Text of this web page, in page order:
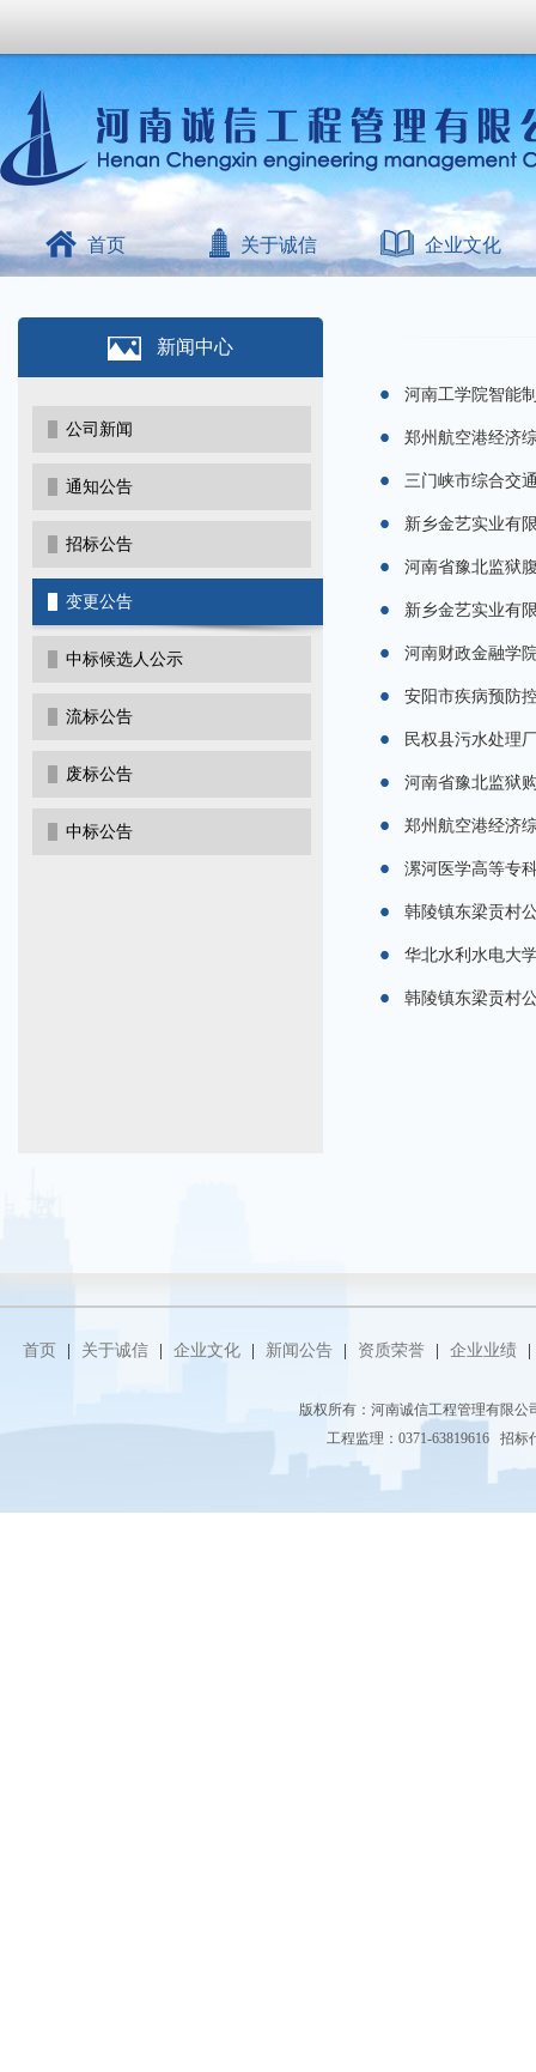
首页 关于诚信 企业文化
新闻中心
公司新闻
通知公告
招标公告
变更公告
中标候选人公示
流标公告
废标公告
中标公告
河南工学院智能
郑州航空港经济
三门峡市综合交
新乡金艺实业有
河南省豫北监狱
新乡金艺实业有
河南财政金融学
安阳市疾病预防
民权县污水处理
河南省豫北监狱
郑州航空港经济
漯河医学高等专
韩陵镇东梁贡村
华北水利水电大
韩陵镇东梁贡村
首页 关于诚信 企业文化 新闻公告 资质荣誉 企业业绩
版权所有：河南诚信工程管理有限
工程监理：0371-63819616 招标